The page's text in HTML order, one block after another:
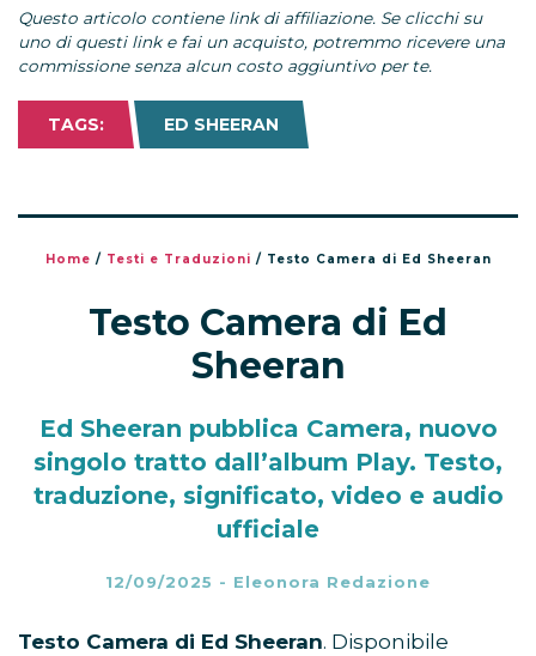
Questo articolo contiene link di affiliazione. Se clicchi su
uno di questi link e fai un acquisto, potremmo ricevere una
commissione senza alcun costo aggiuntivo per te.
TAGS: ED SHEERAN
Home / Testi e Traduzioni / Testo Camera di Ed Sheeran
Testo Camera di Ed
Sheeran
Ed Sheeran pubblica Camera, nuovo
singolo tratto dall’album Play. Testo,
traduzione, significato, video e audio
ufficiale
12/09/2025 - Eleonora Redazione
Testo Camera di Ed Sheeran. Disponibile